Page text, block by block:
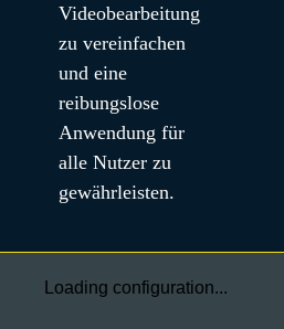
Videobearbeitung
zu vereinfachen
und eine
reibungslose
Anwendung für
alle Nutzer zu
gewährleisten.
Loading configuration...